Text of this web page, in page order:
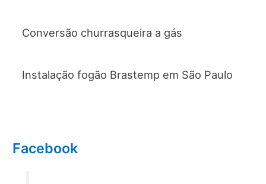
Conversão churrasqueira a gás
Instalação fogão Brastemp em São Paulo
Facebook